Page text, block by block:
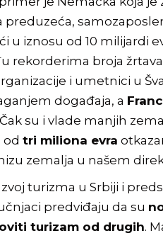
preduzeća,
iznosu od 10 milijardi
rekorderima broja
i umetnici u
događaja, a
Čak su i vlade manjih
od tri miliona evra
zemalja u našem
turizma u Srbiji i
predviđaju da su
turizam od drugih.